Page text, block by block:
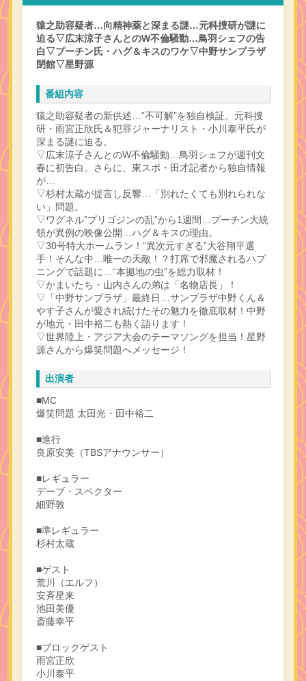
猿之助容疑者…向精神薬と深まる謎…元科捜研が謎に
迫る▽広末涼子さんとのW不倫騒動…鳥羽シェフの告
白▽プーチン氏・ハグ＆キスのワケ▽中野サンプラザ
閉館▽星野源
番組内容
猿之助容疑者の新供述…”不可解”を独自検証。元科捜
研・雨宮正欣氏＆犯罪ジャーナリスト・小川泰平氏が
深まる謎に迫る。
▽広末涼子さんとのW不倫騒動…鳥羽シェフが週刊文
春に初告白。さらに、東スポ・田才記者から独自情報
が…
▽杉村太蔵が提言し反響…「別れたくても別れられな
い」問題。
▽ワグネル”プリゴジンの乱”から1週間…プーチン大統
領が異例の映像公開…ハグ＆キスの理由。
▽30号特大ホームラン！“異次元すぎる”大谷翔平選
手！そんな中…唯一の天敵！？打席で邪魔されるハプ
ニングで話題に…“本拠地の虫”を総力取材！
▽かまいたち・山内さんの弟は「名物店長」！
▽「中野サンプラザ」最終日…サンプラザ中野くん＆
やす子さんが愛され続けたその魅力を徹底取材！中野
が地元・田中裕二も熱く語ります！
▽世界陸上・アジア大会のテーマソングを担当！星野
源さんから爆笑問題へメッセージ！
出演者
■MC
爆笑問題 太田光・田中裕二
■進行
良原安美（TBSアナウンサー）
■レギュラー
デーブ・スペクター
細野敦
■準レギュラー
杉村太蔵
■ゲスト
荒川（エルフ）
安斉星来
池田美優
斎藤幸平
■ブロックゲスト
雨宮正欣
小川泰平